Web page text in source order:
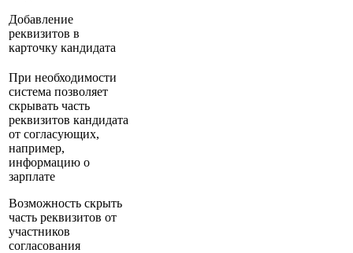
Добавление
реквизитов в
карточку кандидата
При необходимости
система позволяет
скрывать часть
реквизитов кандидата
от согласующих,
например,
информацию о
зарплате
Возможность скрыть
часть реквизитов от
участников
согласования